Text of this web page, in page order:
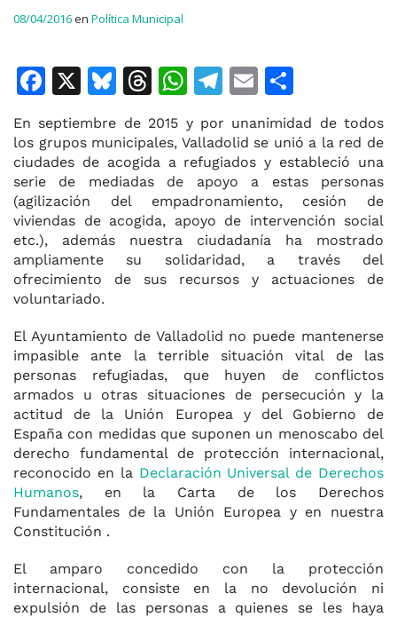
08/04/2016en Política Municipal
F
c
e
b
o
o
k
X
Bl
u
e
s
k
y
T
h
re
a
d
s
W
at
s
A
p
p
T
e
gr
a
m
E
m
ai
l
o
m
p
ar
ti
r
En septiembre de 2015 y por unanimidad de todos
los grupos municipales, Valladolid se unió a la red de
ciudades de acogida a refugiados y estableció una
serie de mediadas de apoyo a estas personas
(agilización del empadronamiento, cesión de
viviendas de acogida, apoyo de intervención social
etc.), además nuestra ciudadanía ha mostrado
ampliamente su solidaridad, a través del
ofrecimiento de sus recursos y actuaciones de
voluntariado.
El Ayuntamiento de Valladolid no puede mantenerse
impasible ante la terrible situación vital de las
personas refugiadas, que huyen de conflictos
armados u otras situaciones de persecución y la
actitud de la Unión Europea y del Gobierno de
España con medidas que suponen un menoscabo del
derecho fundamental de protección internacional,
reconocido en la Declaración Universal de Derechos
Humanos, en la Carta de los Derechos
Fundamentales de la Unión Europea y en nuestra
Constitución .
El amparo concedido con la protección
internacional, consiste en la no devolución ni
expulsión de las personas a quienes se les haya